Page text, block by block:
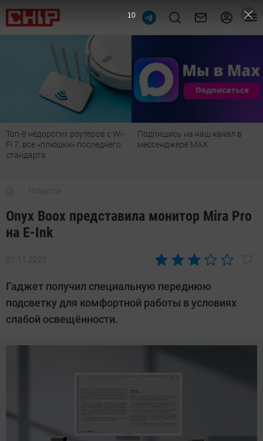
Топ-8 недорогих роутеров с Wi-
Fi 7: все «плюшки» последнего
стандарта
Подпишись на наш канал в
мессенджере МАХ
Новости
Onyx Boox представила монитор Mira Pro
на E-Ink
01.11.2023
Автор:
Довлатова
Гаджет получил специальную переднюю
подсветку для комфортной работы в условиях
слабой освещённости.
9